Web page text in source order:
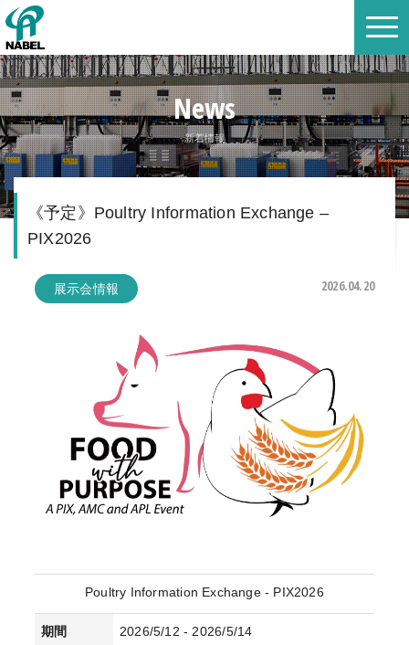
News
新着情報
《予定》Poultry Information Exchange –
PIX2026
展示会情報 2026.04.20
Poultry Information Exchange - PIX2026
期間 2026/5/12 - 2026/5/14